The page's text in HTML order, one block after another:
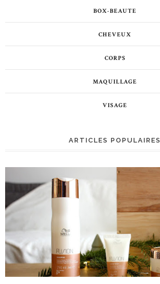
BOX-BEAUTE
CHEVEUX
CORPS
MAQUILLAGE
VISAGE
ARTICLES POPULAIRES